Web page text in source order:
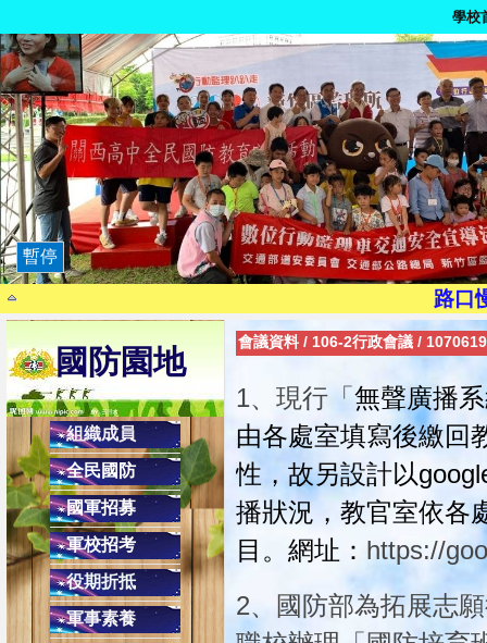
學校
暫停
9月21日為國家防災日
路口
染毒一次，代
茫一時，悔
珍惜生
騎乘自行車請注意身安全，請靠
現代國民應有交通安全三素養：1.搭乘大
2.乘副駕駛座，協助司機安全操作，避
校內
健康上網一起來:「
避免LINE發生盜用詐騙之2不
2.不隨意點選不明之網址
交通安全教育４項守
國防園地
組織成員
全民國防
國軍招募
軍校招考
役期折抵
軍事素養
會議資料 / 106-2行政會議 /
1、現行「 無聲廣播
由各處室填寫後繳回
性，故另設計以
播狀況，教官室依各
目。網址： https://
2、國防部為拓展志